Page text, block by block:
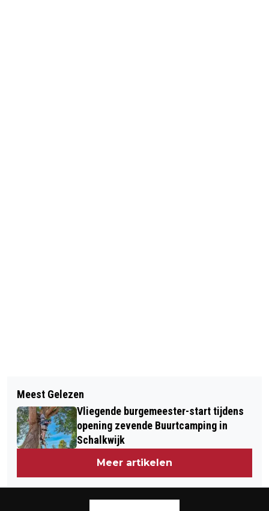
SPAARNE GASTHUIS OP WEG NAAR
DIGITALE PATHOLOGIE
OVERGANG NAAR WINTERTIJD
SPAART MENSENLEVENS, ALLEEN…
ANDERSOM KOST ’T ER NOG MEER!
Meest Gelezen
Vliegende burgemeester-start tijdens
opening zevende Buurtcamping in
Schalkwijk
Meer artikelen